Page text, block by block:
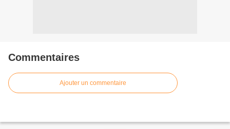
Commentaires
Ajouter un commentaire